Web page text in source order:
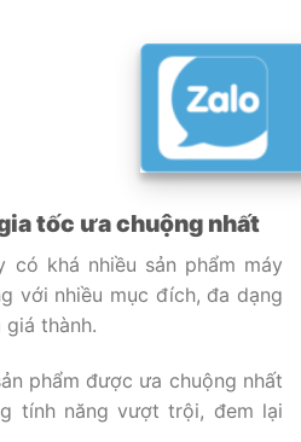
tốc ưa chuộng nhất
có khá nhiều sản phẩm máy
với nhiều mục đích, đa dạng
giá thành.
phẩm được ưa chuộng nhất
tính năng vượt trội, đem lại